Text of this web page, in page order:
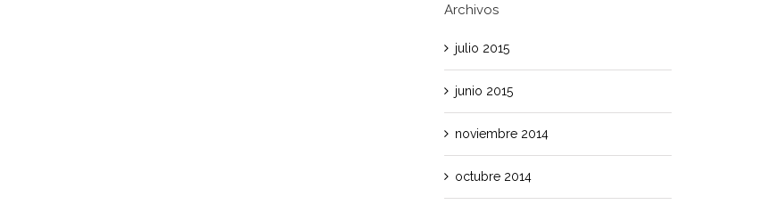
Archivos
julio 2015
junio 2015
noviembre 2014
octubre 2014